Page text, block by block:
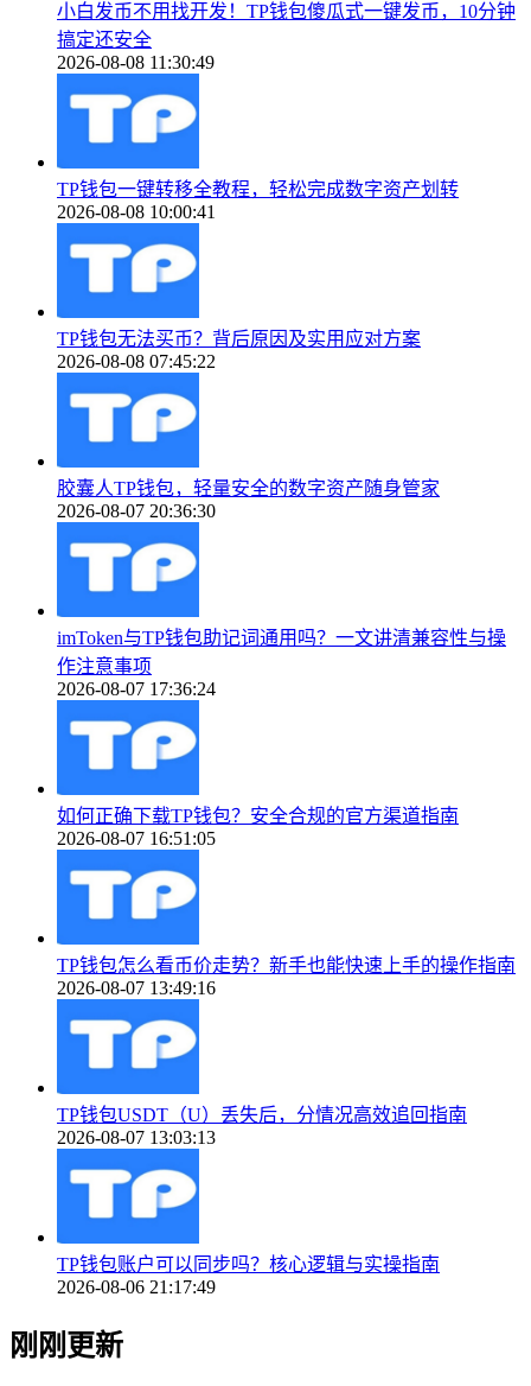
小白发币不用找开发！TP钱包傻瓜式一键发币，10分钟
搞定还安全
2026-08-08 11:30:49
TP钱包一键转移全教程，轻松完成数字资产划转
2026-08-08 10:00:41
TP钱包无法买币？背后原因及实用应对方案
2026-08-08 07:45:22
胶囊人TP钱包，轻量安全的数字资产随身管家
2026-08-07 20:36:30
imToken与TP钱包助记词通用吗？一文讲清兼容性与操
作注意事项
2026-08-07 17:36:24
如何正确下载TP钱包？安全合规的官方渠道指南
2026-08-07 16:51:05
TP钱包怎么看币价走势？新手也能快速上手的操作指南
2026-08-07 13:49:16
TP钱包USDT（U）丢失后，分情况高效追回指南
2026-08-07 13:03:13
TP钱包账户可以同步吗？核心逻辑与实操指南
2026-08-06 21:17:49
刚刚更新